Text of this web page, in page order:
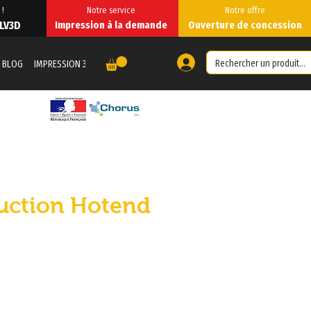
Impression à la demande
Notre service
Ouverture de concession
Notre offre
BLOG IMPRESSION 3D À LA DEMANDE IMPRESSION À LA DEMANDE Forum
Hotend